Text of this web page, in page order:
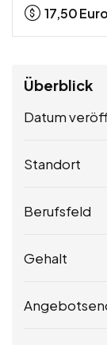
17,50Euro
Überblick
Datum
Standort
Berufsfeld
Gehalt